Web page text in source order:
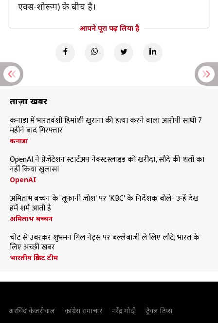
एक्स-शोरूम) के बीच है।
आपने पूरा पढ़ लिया है
ताज़ा खबरें
कनाडा में भारतवंशी हिमांशी खुराना की हत्या करने वाला आरोपी साथी 7
महीने बाद गिरफ्तार
कनाडा
OpenAI ने प्रेजेंटेशन स्टार्टअप नेक्स्टस्लाइड को खरीदा, सौदे की शर्तों का
नहीं किया खुलासा
OpenAI
अमिताभ बच्चन के 'तूफानी जोश' पर 'KBC' के निर्देशक बोले- उन्हें देख
हमें शर्म आती है
अमिताभ बच्चन
चोट से उबरकर शुभमन गिल नेट्स पर बल्लेबाजी ले लिए लौटे, भारत के
लिए अच्छी खबर
भारतीय क्रिकेट टीम
अरविंद केजरीवाल कांग्रेस समाचार नरेंद्र मोदी ट्रैवल टिप्स